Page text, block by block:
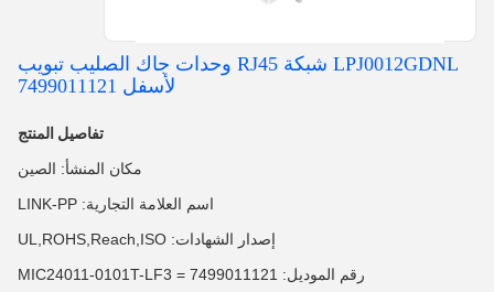
LPJ0012GDNL شبكة RJ45 وحدات جاك الصليب تبويب
لأسفل 7499011121
تفاصيل المنتج
مكان المنشأ: الصين
اسم العلامة التجارية: LINK-PP
إصدار الشهادات: UL,ROHS,Reach,ISO
رقم الموديل: 7499011121 = MIC24011-0101T-LF3